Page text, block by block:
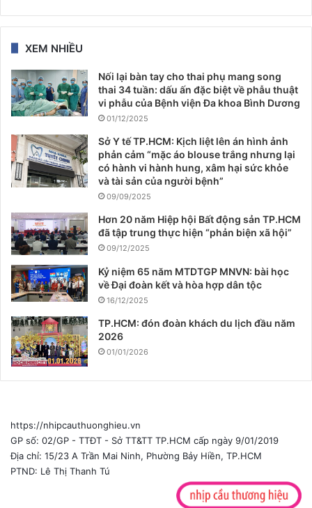
XEM NHIỀU
Nối lại bàn tay cho thai phụ mang song
thai 34 tuần: dấu ấn đặc biệt về phẫu thuật
vi phẫu của Bệnh viện Đa khoa Bình Dương
01/12/2025
Sở Y tế TP.HCM: Kịch liệt lên án hình ảnh
phản cảm “mặc áo blouse trắng nhưng lại
có hành vi hành hung, xâm hại sức khỏe
và tài sản của người bệnh”
09/09/2025
Hơn 20 năm Hiệp hội Bất động sản TP.HCM
đã tập trung thực hiện “phản biện xã hội”
09/12/2025
Kỷ niệm 65 năm MTDTGP MNVN: bài học
về Đại đoàn kết và hòa hợp dân tộc
16/12/2025
TP.HCM: đón đoàn khách du lịch đầu năm
2026
01/01/2026
https://nhipcauthuonghieu.vn
GP số: 02/GP - TTĐT - Sở TT&TT TP.HCM cấp ngày 9/01/2019
Địa chỉ: 15/23 A Trần Mai Ninh, Phường Bảy Hiền, TP.HCM
PTND: Lê Thị Thanh Tú